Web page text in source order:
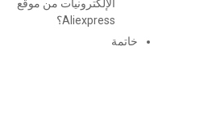
الإلكترونيات من موقع
Aliexpress؟
خاتمة